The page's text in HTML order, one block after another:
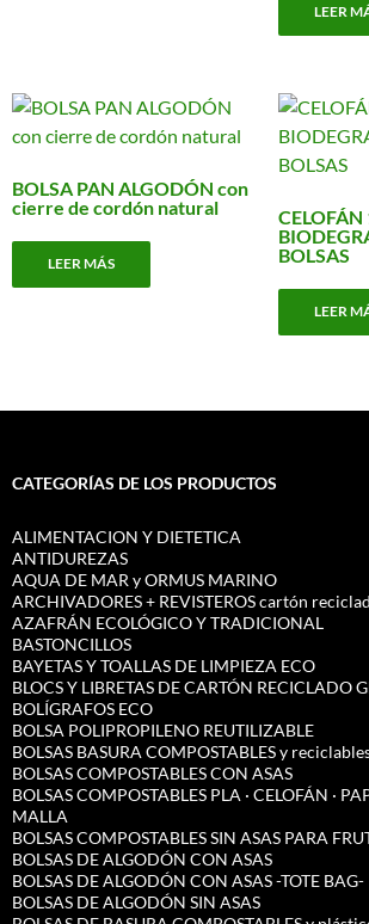
LEER
BOLSA PAN ALGODÓN con
cierre de cordón natural
LEER MÁS
CELOFÁN
BOLSAS
LEER
CATEGORÍAS DE LOS PRODUCTOS
ALIMENTACION Y DIETETICA
ANTIDUREZAS
AQUA DE MAR y ORMUS MARINO
ARCHIVADORES + REVISTEROS cartón
AZAFRÁN ECOLÓGICO Y TRADICIONAL
BASTONCILLOS
BAYETAS Y TOALLAS DE LIMPIEZA ECO
BLOCS Y LIBRETAS DE CARTÓN RECICLADO
BOLÍGRAFOS ECO
BOLSA POLIPROPILENO REUTILIZABLE
BOLSAS BASURA COMPOSTABLES y
BOLSAS COMPOSTABLES CON ASAS
BOLSAS COMPOSTABLES PLA · CELOFÁN ·
MALLA
BOLSAS COMPOSTABLES SIN ASAS PARA
BOLSAS DE ALGODÓN CON ASAS
BOLSAS DE ALGODÓN CON ASAS -TOTE BAG-
BOLSAS DE ALGODÓN SIN ASAS